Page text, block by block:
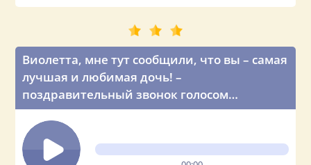
Виолетта, мне тут сообщили, что вы – самая
лучшая и любимая дочь! –
поздравительный звонок голосом
Владимира Путина